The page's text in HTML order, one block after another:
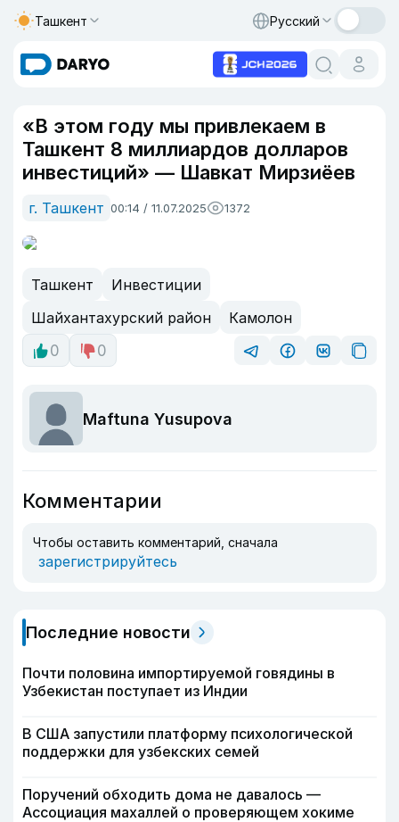
Ташкент Русский
«В этом году мы привлекаем в
Ташкент 8 миллиардов долларов
инвестиций» — Шавкат Мирзиёев
г. Ташкент 00:14 / 11.07.2025 1372
Ташкент
Инвестиции
Шайхантахурский район
Камолон
0
0
Maftuna Yusupova
Комментарии
Чтобы оставить комментарий, сначала
зарегистрируйтесь
Последние новости
Почти половина импортируемой говядины в
Узбекистан поступает из Индии
В США запустили платформу психологической
поддержки для узбекских семей
Поручений обходить дома не давалось —
Ассоциация махаллей о проверяющем хокиме